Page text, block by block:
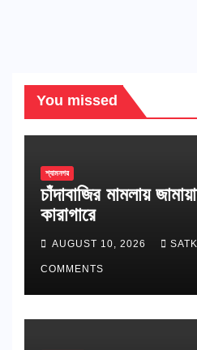
You missed
শ্যামনগর
চাঁদাবাজির মামলায়
কারাগারে
AUGUST 10, 2026
COMMENTS